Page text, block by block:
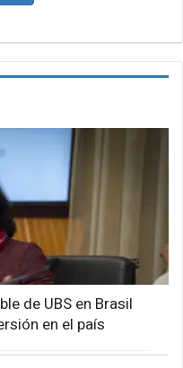
de UBS en Brasil
en el país